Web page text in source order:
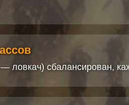
ловкач) сбалансирован,